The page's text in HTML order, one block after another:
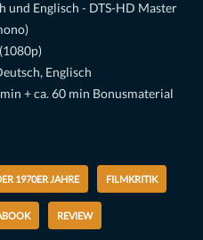
und Englisch - DTS-HD Master
Englisch
+ ca. 60 min Bonusmaterial
1970ER JAHRE FILMKRITIK
REVIEW